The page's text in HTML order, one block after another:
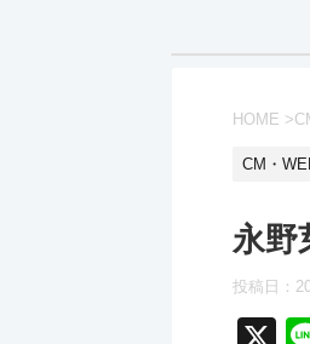
HOME >
CM・
永野
投稿日：